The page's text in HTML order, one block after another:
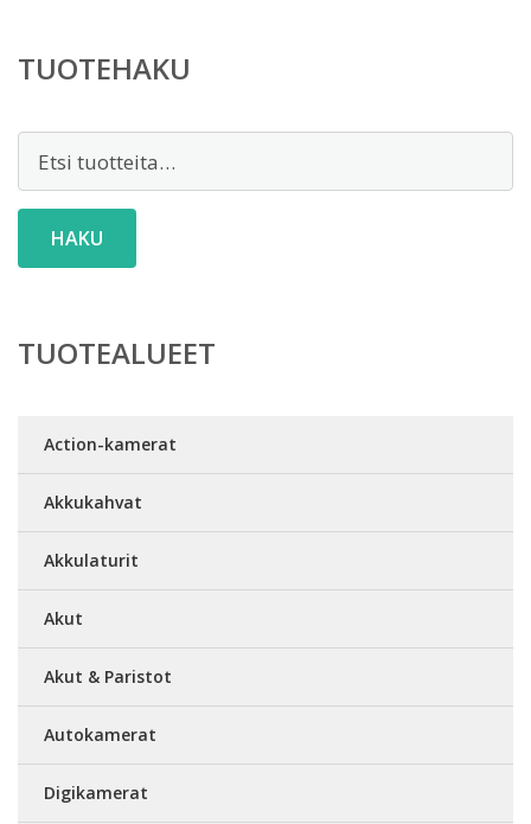
TUOTEHAKU
HAKU
TUOTEALUEET
Action-kamerat
Akkukahvat
Akkulaturit
Akut
Akut & Paristot
Autokamerat
Digikamerat